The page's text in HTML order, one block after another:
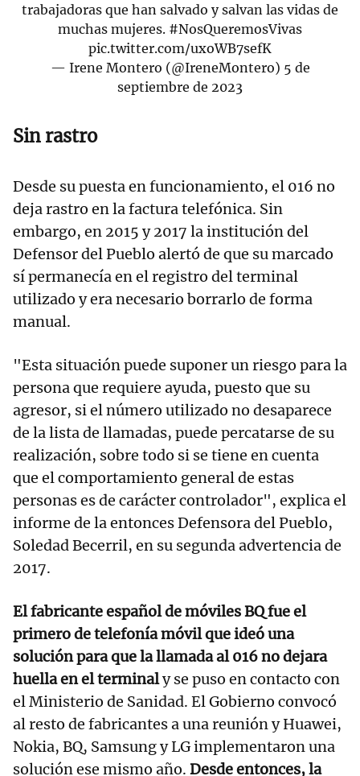
trabajadoras que han salvado y salvan las vidas de
muchas mujeres. #NosQueremosVivas
pic.twitter.com/uxoWB7sefK
— Irene Montero (@IreneMontero) 5 de
septiembre de 2023
Sin rastro
Desde su puesta en funcionamiento, el 016 no
deja rastro en la factura telefónica. Sin
embargo, en 2015 y 2017 la institución del
Defensor del Pueblo alertó de que su marcado
sí permanecía en el registro del terminal
utilizado y era necesario borrarlo de forma
manual.
"Esta situación puede suponer un riesgo para la
persona que requiere ayuda, puesto que su
agresor, si el número utilizado no desaparece
de la lista de llamadas, puede percatarse de su
realización, sobre todo si se tiene en cuenta
que el comportamiento general de estas
personas es de carácter controlador", explica el
informe de la entonces Defensora del Pueblo,
Soledad Becerril, en su segunda advertencia de
2017.
El fabricante español de móviles BQ fue el
primero de telefonía móvil que ideó una
solución para que la llamada al 016 no dejara
huella en el terminaly se puso en contacto con
el Ministerio de Sanidad. El Gobierno convocó
al resto de fabricantes a una reunión y Huawei,
Nokia, BQ, Samsung y LG implementaron una
solución ese mismo año. Desde entonces, la